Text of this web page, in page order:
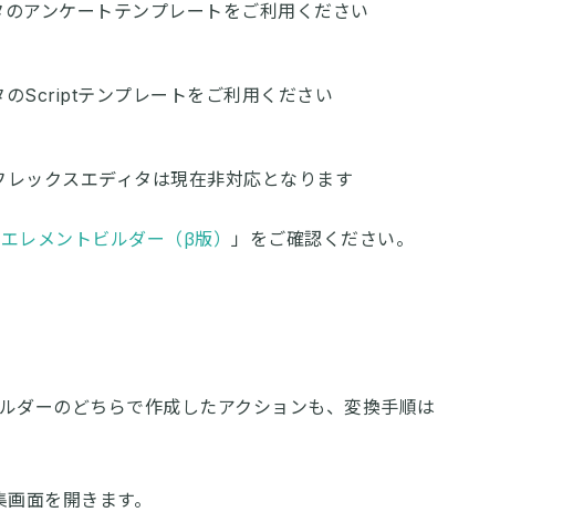
アンケートテンプレートをご利用ください
のScriptテンプレートをご利用ください
ックスエディタは現在非対応となります
エレメントビルダー（β版） 」をご確認ください。
ダーのどちらで作成したアクションも、変換手順は
面を開きます。